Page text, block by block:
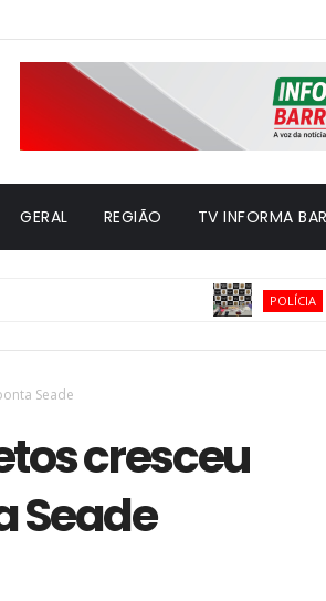
GERAL REGIÃO TV INFORMA
POLÍCIA
Seade
cresceu
Seade